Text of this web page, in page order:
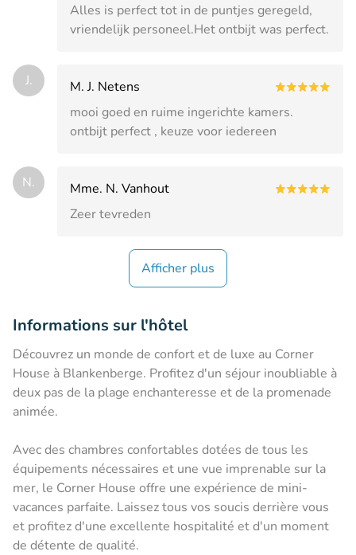
Alles is perfect tot in de puntjes geregeld,
vriendelijk personeel.Het ontbijt was perfect.
J.
M. J. Netens
mooi goed en ruime ingerichte kamers.
ontbijt perfect , keuze voor iedereen
N.
Mme. N. Vanhout
Zeer tevreden
Afficher plus
Informations sur l'hôtel
Découvrez un monde de confort et de luxe au Corner
House à Blankenberge. Profitez d'un séjour inoubliable à
deux pas de la plage enchanteresse et de la promenade
animée.
Avec des chambres confortables dotées de tous les
équipements nécessaires et une vue imprenable sur la
mer, le Corner House offre une expérience de mini-
vacances parfaite. Laissez tous vos soucis derrière vous
et profitez d'une excellente hospitalité et d'un moment
de détente de qualité.